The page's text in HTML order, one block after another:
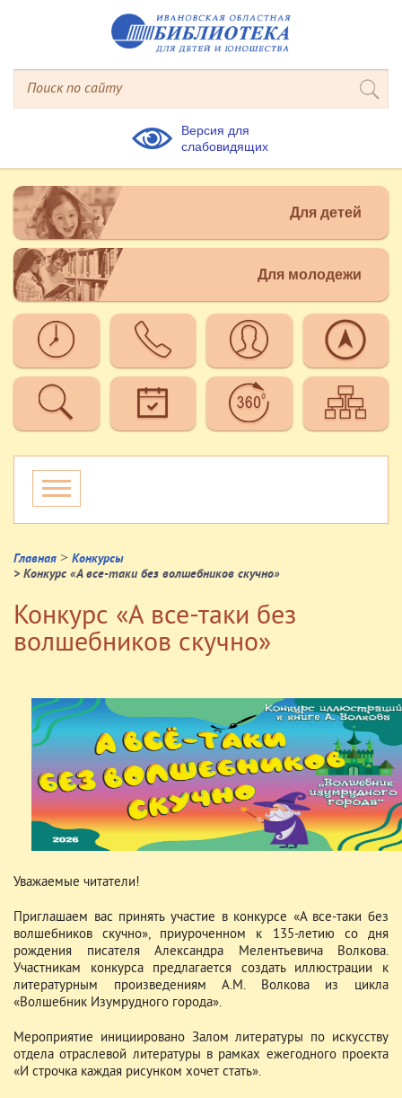
Версия для
слабовидящих
Для детей
Для молодежи
Главная > Конкурсы
> Конкурс «А все-таки без волшебников скучно»
Конкурс «А все-таки без
волшебников скучно»
Уважаемые читатели!
Приглашаем вас принять участие в конкурсе «А все-таки без
волшебников скучно», приуроченном к 135-летию со дня
рождения писателя Александра Мелентьевича Волкова.
Участникам конкурса предлагается создать иллюстрации к
литературным произведениям А.М. Волкова из цикла
«Волшебник Изумрудного города».
Мероприятие инициировано Залом литературы по искусству
отдела отраслевой литературы в рамках ежегодного проекта
«И строчка каждая рисунком хочет стать».